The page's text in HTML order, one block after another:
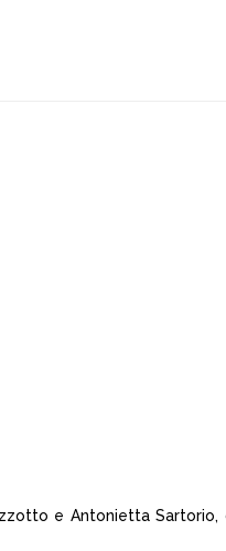
e Antonietta